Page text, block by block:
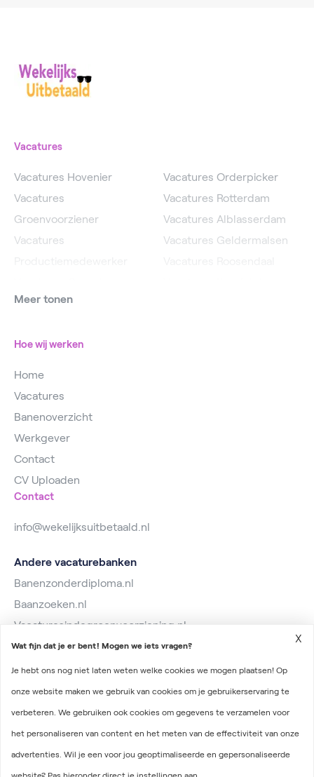
Vacatures
Vacatures Hovenier
Vacatures
Groenvoorziener
Vacatures
Vacatures
Vacatures Orderpicker
Vacatures Rotterdam
Vacatures Alblasserdam
Vacatures Geldermalsen
Meer tonen
Hoe wij werken
Home
Vacatures
Banenoverzicht
Werkgever
Contact
CV Uploaden
Contact
info@wekelijksuitbetaald.nl
Andere vacaturebanken
Banenzonderdiploma.nl
Baanzoeken.nl
Vacaturesindegroenvoorziening.nl
Privacyverklaring
Wat fijn dat je er bent! Mogen we iets vragen?
Je hebt ons nog niet laten weten welke cookies we mogen plaatsen! Op
onze website maken we gebruik van cookies om je gebruikerservaring te
verbeteren. We gebruiken ook cookies om gegevens te verzamelen voor
het personaliseren van content en het meten van de effectiviteit van onze
advertenties. Wil je een voor jou geoptimaliseerde en gepersonaliseerde
X